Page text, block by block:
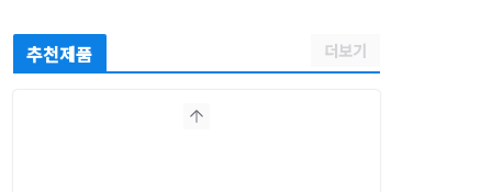
추천제품 더보기